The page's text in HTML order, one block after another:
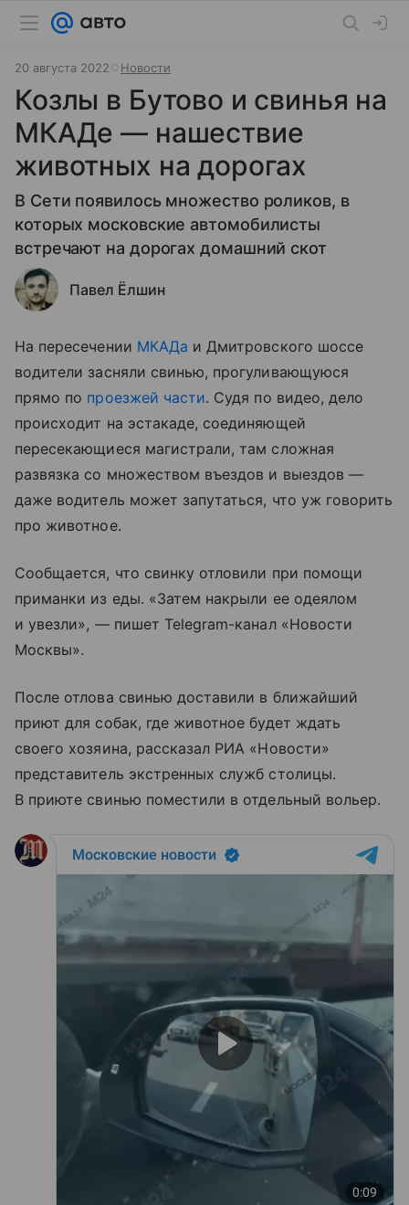
20 августа 2022 Новости
Козлы в Бутово и свинья на
МКАДе — нашествие
животных на дорогах
В Сети появилось множество роликов, в
которых московские автомобилисты
встречают на дорогах домашний скот
Павел Ёлшин
На пересечении МКАДа и Дмитровского шоссе
водители засняли свинью, прогуливающуюся
прямо по проезжей части. Судя по видео, дело
происходит на эстакаде, соединяющей
пересекающиеся магистрали, там сложная
развязка со множеством въездов и выездов —
даже водитель может запутаться, что уж говорить
про животное.
Сообщается, что свинку отловили при помощи
приманки из еды. «Затем накрыли ее одеялом
и увезли», — пишет Telegram-канал «Новости
Москвы».
После отлова свинью доставили в ближайший
приют для собак, где животное будет ждать
своего хозяина, рассказал РИА «Новости»
представитель экстренных служб столицы.
В приюте свинью поместили в отдельный вольер.